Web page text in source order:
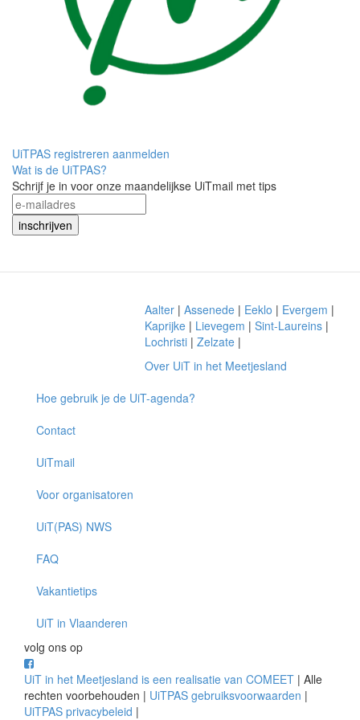
UiTPAS registreren aanmelden
Wat is de UiTPAS?
Schrijf je in voor onze maandelijkse UiTmail met tips
Aalter | Assenede | Eeklo | Evergem |
Kaprijke | Lievegem | Sint-Laureins |
Lochristi | Zelzate |
Over UiT in het Meetjesland
Hoe gebruik je de UiT-agenda?
Contact
UiTmail
Voor organisatoren
UiT(PAS) NWS
FAQ
Vakantietips
UiT in Vlaanderen
volg ons op
UiT in het Meetjesland is een realisatie van COMEET | Alle
rechten voorbehouden | UiTPAS gebruiksvoorwaarden |
UiTPAS privacybeleid |